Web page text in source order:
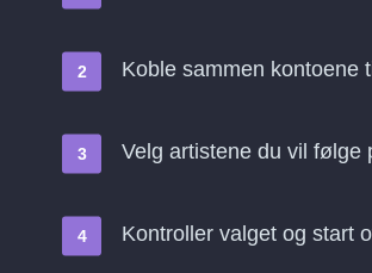
Koble sammen kontoene
Velg artistene du vil følge
Kontroller valget og start